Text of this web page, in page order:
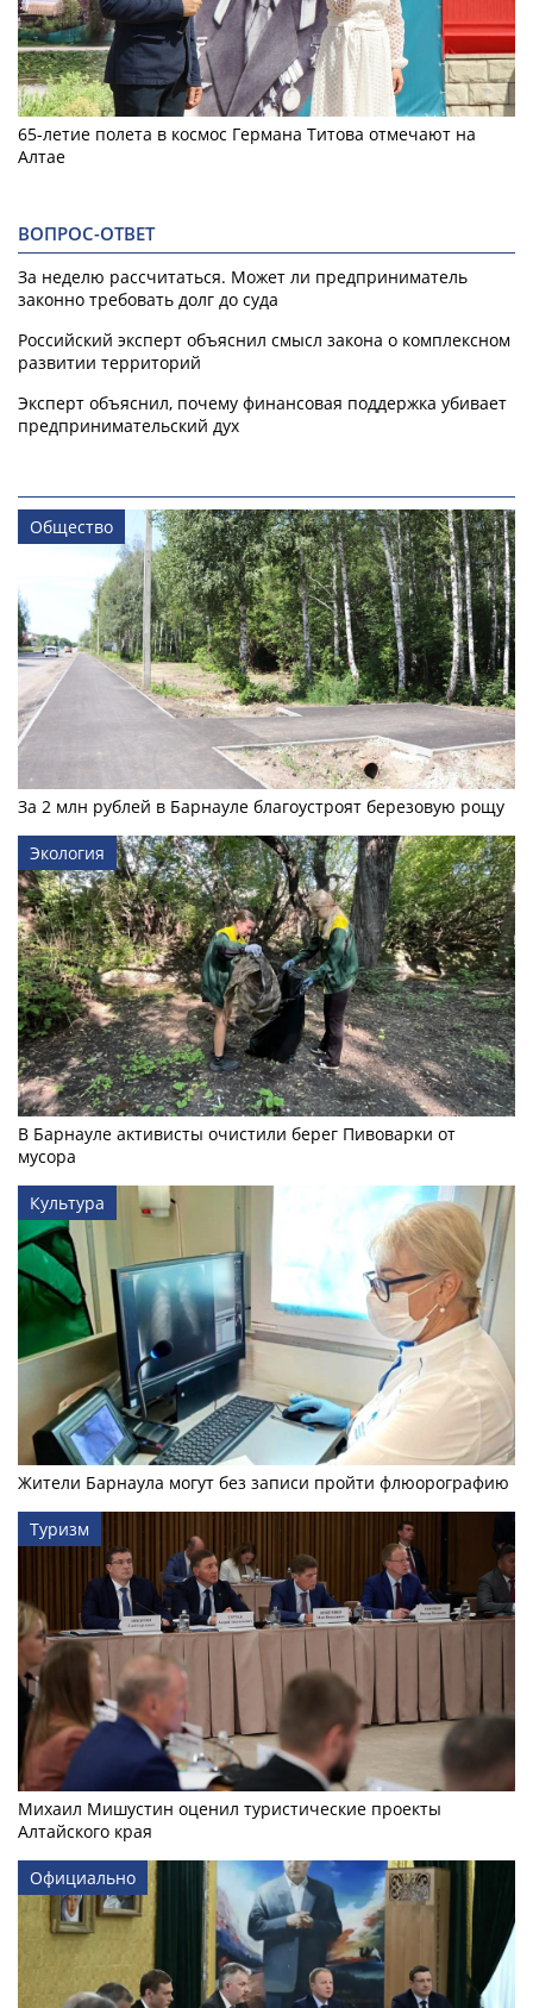
65-летие полета в космос Германа Титова отмечают на
Алтае
ВОПРОС-ОТВЕТ
За неделю рассчитаться. Может ли предприниматель
законно требовать долг до суда
Российский эксперт объяснил смысл закона о комплексном
развитии территорий
Эксперт объяснил, почему финансовая поддержка убивает
предпринимательский дух
Общество
За 2 млн рублей в Барнауле благоустроят березовую рощу
Экология
В Барнауле активисты очистили берег Пивоварки от
мусора
Культура
Жители Барнаула могут без записи пройти флюорографию
Туризм
Михаил Мишустин оценил туристические проекты
Алтайского края
Официально